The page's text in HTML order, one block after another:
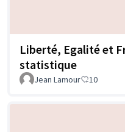
Liberté, Egalité et
statistique
Jean Lamour 10